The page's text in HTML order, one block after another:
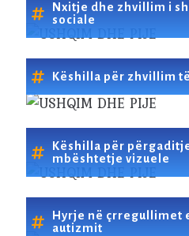
Nxitje dhe zhvillim i
sociale
Këshilla për zhvillim
Këshilla për
mbështetje vizuele
Hyrje në çrregullimet
autizmit